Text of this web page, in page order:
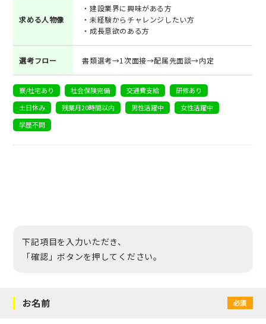
求める人物像
・建設業界に興味がある方
・未経験からチャレンジしたい方
・成長意欲のある方
選考フロー 書類選考→1次面接→配属先面談→内定
寮/社宅あり 社会保険完備 交通費支給
研修あり
土日休み
残業月20時間以内 男性活躍中
女性活躍中
学歴不問
下記項目を入力いただき、
「確認」ボタンを押してください。
お名前 必須